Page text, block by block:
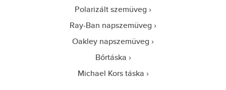
Polarizált szemüveg
Ray-Ban napszemüveg
Oakley napszemüveg
Bőrtáska
Michael Kors táska